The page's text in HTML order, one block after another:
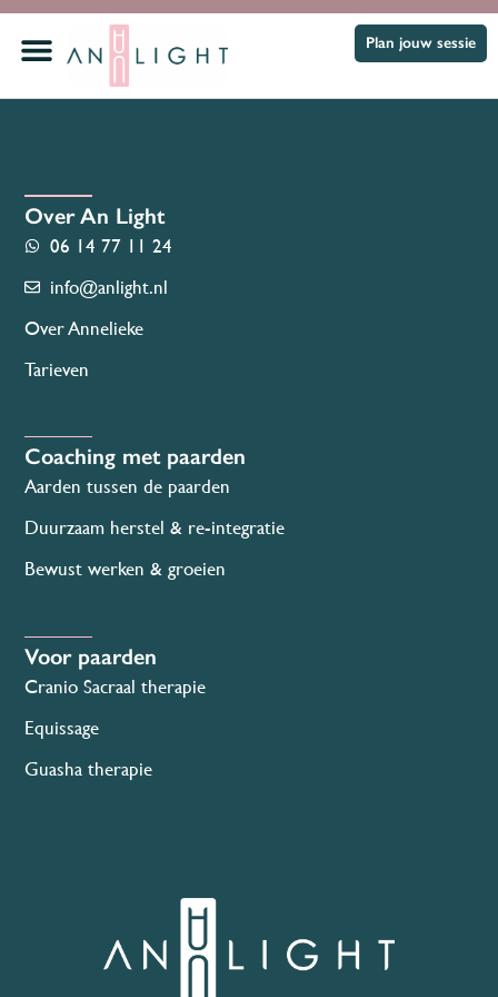
Plan jouw sessie
Coaching met paarden
Aarden tussen de paarden
Duurzaam herstel & re-integratie
Bewust werken & groeien
Voor paarden
Cranio Sacraal therapie
Equissage
Guasha therapie
Over An Light
06 14 77 11 24
info@anlight.nl
Over Annelieke
Tarieven